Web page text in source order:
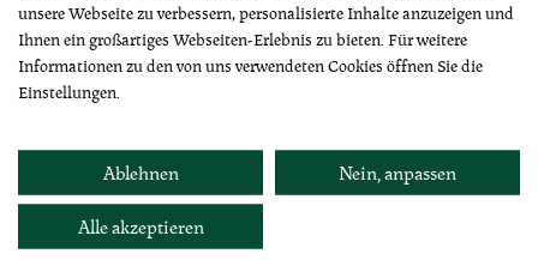
unsere Webseite zu verbessern, personalisierte Inhalte anzuzeigen und
Ihnen ein großartiges Webseiten-Erlebnis zu bieten. Für weitere
Informationen zu den von uns verwendeten Cookies öffnen Sie die
Einstellungen.
Ablehnen Nein, anpassen
Alle akzeptieren